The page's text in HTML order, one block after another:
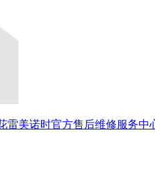
雷美诺时官方售后维修服务中